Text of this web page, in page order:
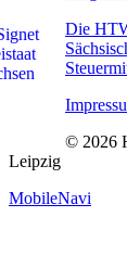
Die
© 2026
Leipzig
MobileNavi